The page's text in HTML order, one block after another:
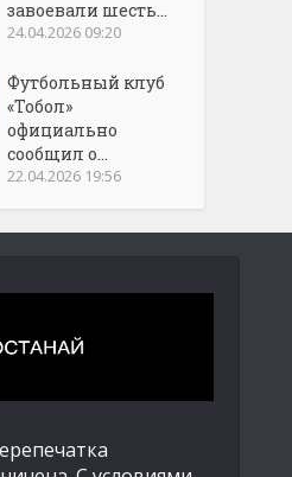
завоевали шесть...
24.04.2026 09:20
Футбольный клуб
«Тобол»
официально
сообщил о...
22.04.2026 19:56